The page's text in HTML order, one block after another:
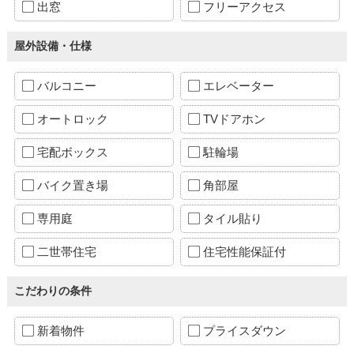
出窓 フリーアクセス
屋外設備・仕様
バルコニー エレベーター
オートロック TVドアホン
宅配ボックス 駐輪場
バイク置き場 角部屋
専用庭 タイル貼り
二世帯住宅 住宅性能保証付
こだわりの条件
新着物件 プライスダウン